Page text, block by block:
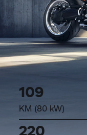
109
KM (80 kW)
220